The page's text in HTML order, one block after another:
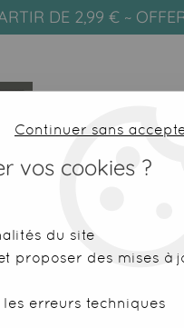
DE 2,99 € ~
FOUTAS
Continuer sans
vos cookies ?
du site
proposer des mises à
erreurs techniques